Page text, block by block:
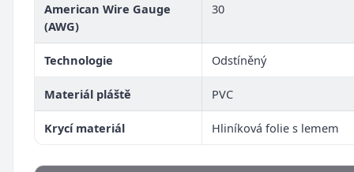
American Wire Gauge
(AWG)
30
Technologie Odstíněný
Materiál pláště PVC
Krycí materiál Hliníková folie s lemem